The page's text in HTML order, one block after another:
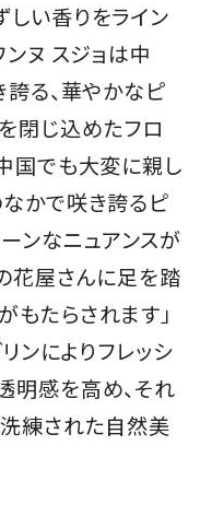
い香りをライン
ンヌ スジョは中
誇る、華やかなピ
閉じ込めたフロ
国でも大変に親し
かで咲き誇るピ
ンなニュアンスが
花屋さんに足を踏
たらされます」
ンによりフレッシ
明感を高め、それ
練された自然美